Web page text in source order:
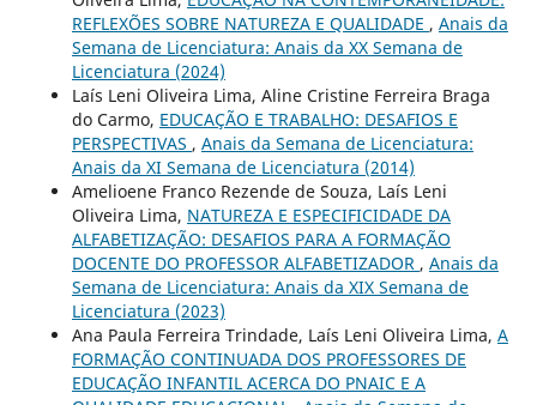
REFLEXÕES SOBRE NATUREZA E QUALIDADE , Anais da
Semana de Licenciatura: Anais da XX Semana de
Licenciatura (2024)
Laís Leni Oliveira Lima, Aline Cristine Ferreira Braga
do Carmo, EDUCAÇÃO E TRABALHO: DESAFIOS E
PERSPECTIVAS , Anais da Semana de Licenciatura:
Anais da XI Semana de Licenciatura (2014)
Amelioene Franco Rezende de Souza, Laís Leni
Oliveira Lima, NATUREZA E ESPECIFICIDADE DA
ALFABETIZAÇÃO: DESAFIOS PARA A FORMAÇÃO
DOCENTE DO PROFESSOR ALFABETIZADOR , Anais da
Semana de Licenciatura: Anais da XIX Semana de
Licenciatura (2023)
Ana Paula Ferreira Trindade, Laís Leni Oliveira Lima, A
FORMAÇÃO CONTINUADA DOS PROFESSORES DE
EDUCAÇÃO INFANTIL ACERCA DO PNAIC E A